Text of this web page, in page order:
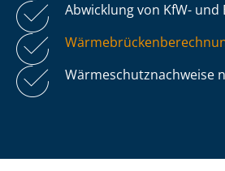
Abwicklung von KfW- und
Wär­me­schutz­nach­wei­se